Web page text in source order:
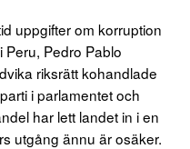
uppgifter om korruption
Pedro Pablo
riksrätt kohandlade
i parlamentet och
har lett landet in i en
utgång ännu är osäker.